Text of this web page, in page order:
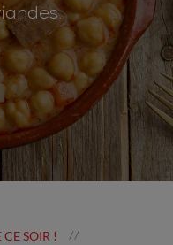
SOIR ! //